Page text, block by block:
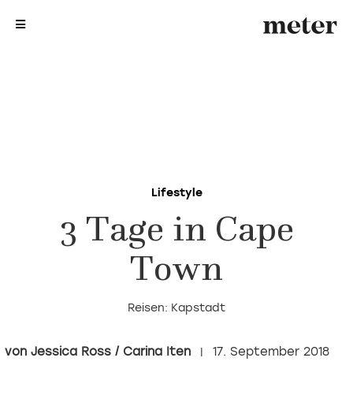
Lifestyle
3 Tage in Cape
Town
Reisen: Kapstadt
Jessica Ross / Carina Iten 17. September 2018